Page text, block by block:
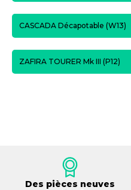
CASCADA Décapotable (W13)
ZAFIRA TOURER Mk III (P12)
Des pièces neuves